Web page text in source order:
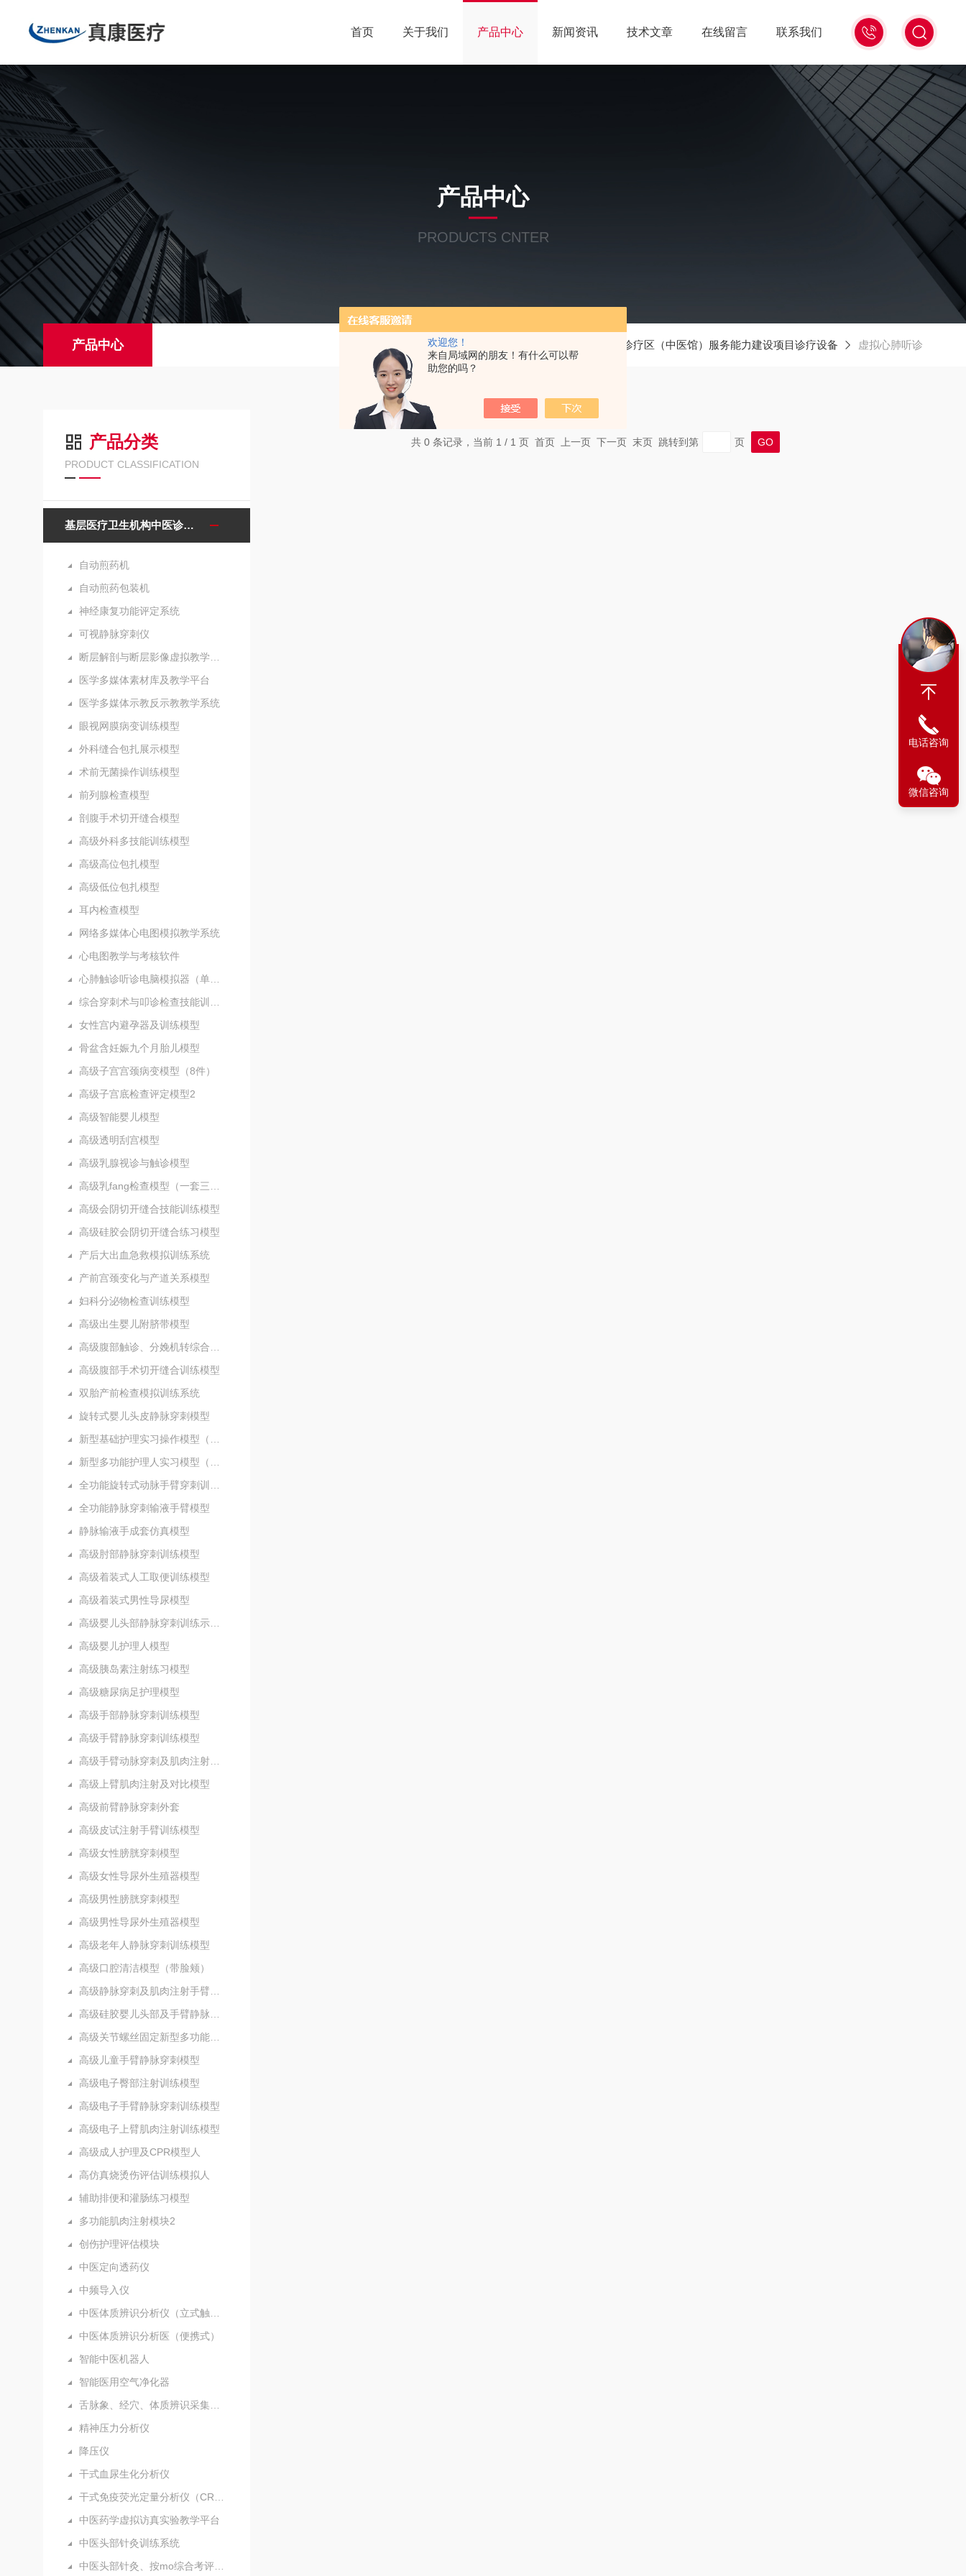
欢迎您！
来自局域网的朋友！有什么可以帮
助您的吗？
021-
56528785
首页 关于我们 产品中心 新闻资讯 技术文章 在线留言 联系我们
产品中心
PRODUCTS CNTER
产品中心 首页 产品中心 基层医疗卫生机构中医诊疗区（中医馆）服务能力建设项目诊疗设备 虚拟心肺听诊
产品分类
PRODUCT CLASSIFICATION
基层医疗卫生机构中医诊疗区（中医馆）服务能力建设项目诊疗设备
自动煎药机
自动煎药包装机
神经康复功能评定系统
可视静脉穿刺仪
医学多媒体素材库及教学平台
医学多媒体示教反示教教学系统
眼视网膜病变训练模型
外科缝合包扎展示模型
术前无菌操作训练模型
前列腺检查模型
剖腹手术切开缝合模型
高级外科多技能训练模型
高级高位包扎模型
高级低位包扎模型
耳内检查模型
网络多媒体心电图模拟教学系统
心电图教学与考核软件
女性宫内避孕器及训练模型
骨盆含妊娠九个月胎儿模型
高级子宫宫颈病变模型（8件）
高级子宫底检查评定模型2
高级智能婴儿模型
高级透明刮宫模型
高级乳腺视诊与触诊模型
高级会阴切开缝合技能训练模型
高级硅胶会阴切开缝合练习模型
产后大出血急救模拟训练系统
产前宫颈变化与产道关系模型
妇科分泌物检查训练模型
高级出生婴儿附脐带模型
高级腹部手术切开缝合训练模型
双胎产前检查模拟训练系统
旋转式婴儿头皮静脉穿刺模型
全功能静脉穿刺输液手臂模型
静脉输液手成套仿真模型
高级肘部静脉穿刺训练模型
高级着装式人工取便训练模型
高级着装式男性导尿模型
高级婴儿护理人模型
高级胰岛素注射练习模型
高级糖尿病足护理模型
高级手部静脉穿刺训练模型
高级手臂静脉穿刺训练模型
高级上臂肌肉注射及对比模型
高级前臂静脉穿刺外套
高级皮试注射手臂训练模型
高级女性膀胱穿刺模型
高级女性导尿外生殖器模型
高级男性膀胱穿刺模型
高级男性导尿外生殖器模型
高级老年人静脉穿刺训练模型
高级口腔清洁模型（带脸颊）
高级儿童手臂静脉穿刺模型
高级电子臀部注射训练模型
高级电子手臂静脉穿刺训练模型
高级电子上臂肌肉注射训练模型
高级成人护理及CPR模型人
高仿真烧烫伤评估训练模拟人
辅助排便和灌肠练习模型
多功能肌肉注射模块2
创伤护理评估模块
中医定向透药仪
中频导入仪
中医体质辨识分析医（便携式）
智能中医机器人
智能医用空气净化器
精神压力分析仪
降压仪
干式血尿生化分析仪
中医药学虚拟访真实验教学平台
中医头部针灸训练系统
共 0 条记录，当前 1 / 1 页 首页 上一页 下一页 末页 跳转到第 页
电话咨询
微信咨询